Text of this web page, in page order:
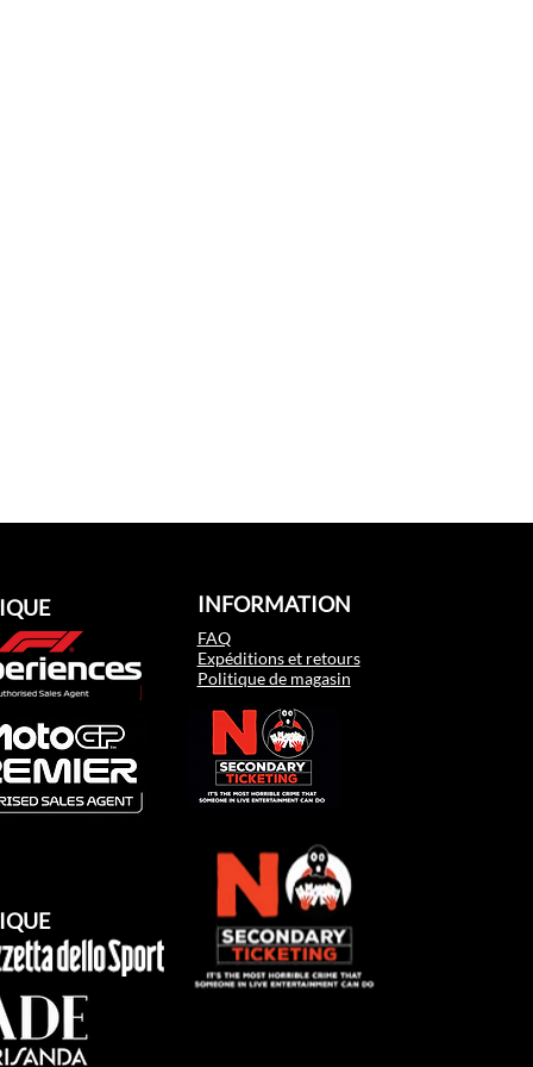
INFORMATION
FAQ
Expéditions et retours
Politique de magasin